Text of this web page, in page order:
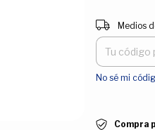
Entregas para
Medios
No sé mi
Compra